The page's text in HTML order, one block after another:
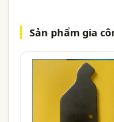
Sản phẩm gia